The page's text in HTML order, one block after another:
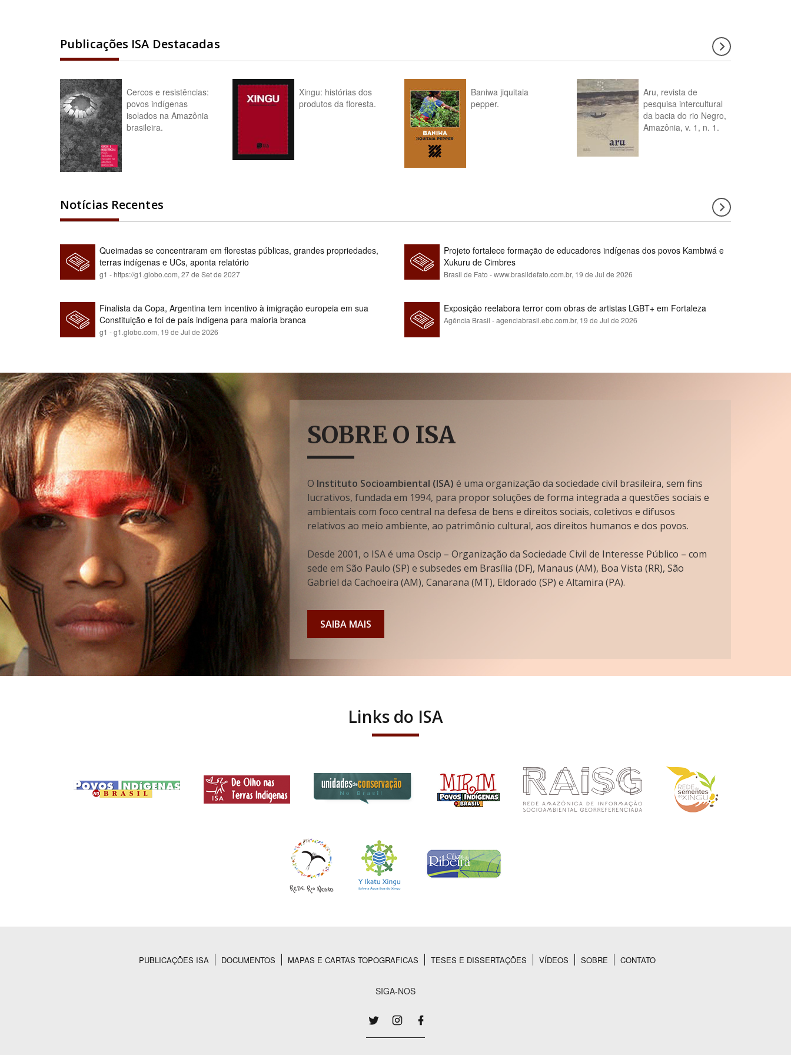
Publicações ISA Destacadas
Cercos e resistências:
povos indígenas
isolados na Amazônia
brasileira.
Xingu: histórias dos
produtos da floresta.
Baniwa jiquitaia
pepper.
Aru, revista de
pesquisa intercultural
da bacia do rio Negro,
Amazônia, v. 1, n. 1.
Notícias Recentes
Queimadas se concentraram em florestas públicas, grandes propriedades,
terras indígenas e UCs, aponta relatório
g1 - https://g1.globo.com, 27 de Set de 2027
Projeto fortalece formação de educadores indígenas dos povos Kambiwá e
Xukuru de Cimbres
Brasil de Fato - www.brasildefato.com.br, 19 de Jul de 2026
Finalista da Copa, Argentina tem incentivo à imigração europeia em sua
Constituição e foi de país indígena para maioria branca
g1 - g1.globo.com, 19 de Jul de 2026
Exposição reelabora terror com obras de artistas LGBT+ em Fortaleza
Agência Brasil - agenciabrasil.ebc.com.br, 19 de Jul de 2026
SOBRE O ISA
O Instituto Socioambiental (ISA) é uma organização da sociedade civil brasileira, sem fins
lucrativos, fundada em 1994, para propor soluções de forma integrada a questões sociais e
ambientais com foco central na defesa de bens e direitos sociais, coletivos e difusos
relativos ao meio ambiente, ao patrimônio cultural, aos direitos humanos e dos povos.
Desde 2001, o ISA é uma Oscip – Organização da Sociedade Civil de Interesse Público – com
sede em São Paulo (SP) e subsedes em Brasília (DF), Manaus (AM), Boa Vista (RR), São
Gabriel da Cachoeira (AM), Canarana (MT), Eldorado (SP) e Altamira (PA).
SAIBA MAIS
Links do ISA
PUBLICAÇÕES ISA DOCUMENTOS MAPAS E CARTAS TOPOGRAFICAS TESES E DISSERTAÇÕES VÍDEOS SOBRE CONTATO
SIGA-NOS